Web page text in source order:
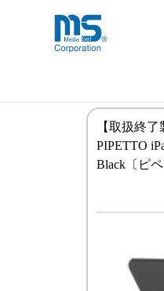
海外
【取扱終
PIPETTO
Black〔ピペ